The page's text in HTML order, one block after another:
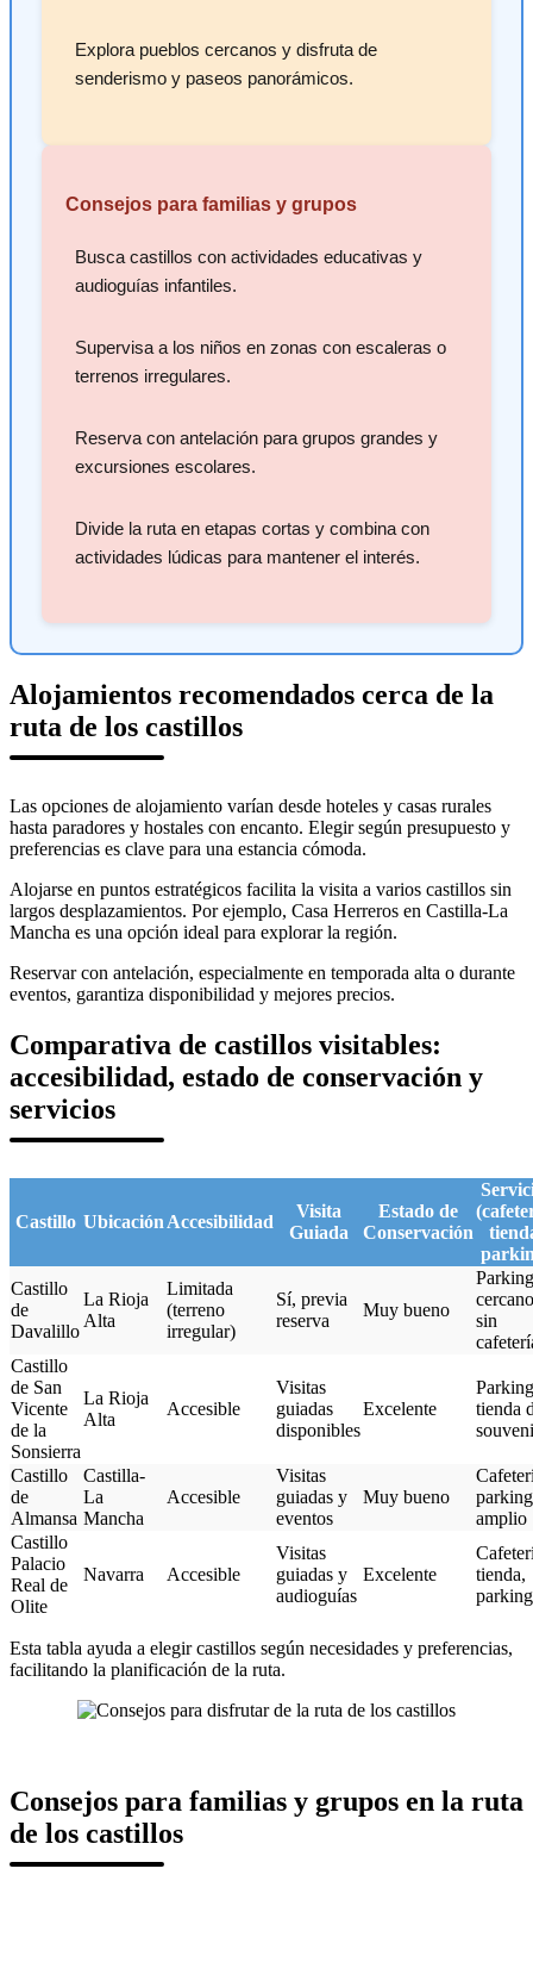
Explora pueblos cercanos y disfruta de
senderismo y paseos panorámicos.
Consejos para familias y grupos
Busca castillos con actividades educativas y
audioguías infantiles.
Supervisa a los niños en zonas con escaleras o
terrenos irregulares.
Reserva con antelación para grupos grandes y
excursiones escolares.
Divide la ruta en etapas cortas y combina con
actividades lúdicas para mantener el interés.
Alojamientos recomendados cerca de la
ruta de los castillos
Las opciones de alojamiento varían desde hoteles y casas rurales
hasta paradores y hostales con encanto. Elegir según presupuesto y
preferencias es clave para una estancia cómoda.
Alojarse en puntos estratégicos facilita la visita a varios castillos sin
largos desplazamientos. Por ejemplo, Casa Herreros en Castilla-La
Mancha es una opción ideal para explorar la región.
Reservar con antelación, especialmente en temporada alta o durante
eventos, garantiza disponibilidad y mejores precios.
Comparativa de castillos visitables:
accesibilidad, estado de conservación y
servicios
Castillo Ubicación Accesibilidad
Visita
Guiada
Estado de
Conservación
Castillo
de
Davalillo
La Rioja
Alta
Limitada
(terreno
irregular)
Sí, previa
reserva
Muy bueno
Parking
sin
Castillo
de San
Vicente
de la
Sonsierra
La Rioja
Alta
Accesible
Visitas
guiadas
disponibles
Excelente
tienda
Castillo
de
Almansa
Castilla-
La
Mancha
Accesible
Visitas
guiadas y
eventos
Muy bueno
parking
amplio
Castillo
Palacio
Real de
Olite
Navarra Accesible
Visitas
guiadas y
audioguías
Excelente
tienda,
parking
Esta tabla ayuda a elegir castillos según necesidades y preferencias,
facilitando la planificación de la ruta.
Consejos para familias y grupos en la ruta
de los castillos